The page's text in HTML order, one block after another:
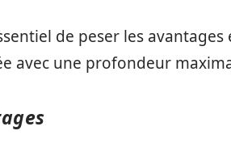
de peser les
avec une profondeur